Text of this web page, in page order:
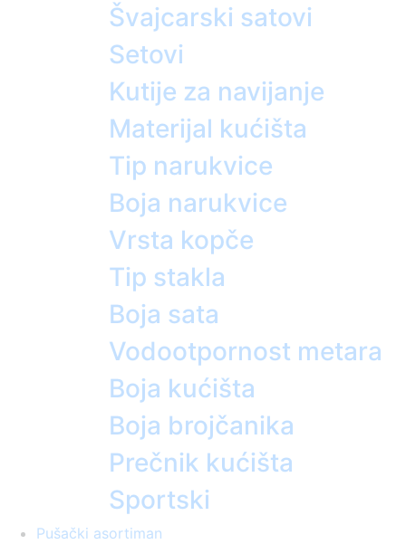
Švajcarski satovi
Setovi
Kutije za navijanje
Materijal kućišta
Tip narukvice
Boja narukvice
Vrsta kopče
Tip stakla
Boja sata
Vodootpornost metara
Boja kućišta
Boja brojčanika
Prečnik kućišta
Sportski
Pušački asortiman